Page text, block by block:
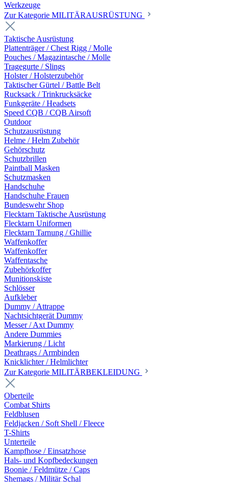
Werkzeuge
Zur Kategorie MILITÄRAUSRÜSTUNG
Taktische Ausrüstung
Plattenträger / Chest Rigg / Molle
Pouches / Magazintasche / Molle
Tragegurte / Slings
Holster / Holsterzubehör
Taktischer Gürtel / Battle Belt
Rucksack / Trinkrucksäcke
Funkgeräte / Headsets
Speed CQB / CQB Airsoft
Outdoor
Schutzausrüstung
Helme / Helm Zubehör
Gehörschutz
Schutzbrillen
Paintball Masken
Schutzmasken
Handschuhe
Handschuhe Frauen
Bundeswehr Shop
Flecktarn Taktische Ausrüstung
Flecktarn Uniformen
Flecktarn Tarnung / Ghillie
Waffenkoffer
Waffenkoffer
Waffentasche
Zubehörkoffer
Munitionskiste
Schlösser
Aufkleber
Dummy / Attrappe
Nachtsichtgerät Dummy
Messer / Axt Dummy
Andere Dummies
Markierung / Licht
Deathrags / Armbinden
Knicklichter / Helmlichter
Zur Kategorie MILITÄRBEKLEIDUNG
Oberteile
Combat Shirts
Feldblusen
Feldjacken / Soft Shell / Fleece
T-Shirts
Unterteile
Kampfhose / Einsatzhose
Hals- und Kopfbedeckungen
Boonie / Feldmütze / Caps
Shemags / Militär Schal